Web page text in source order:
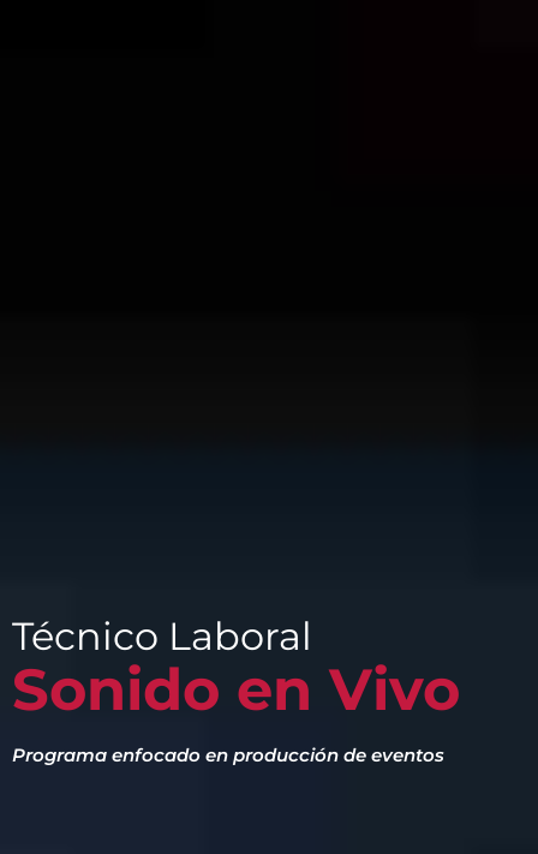
Técnico Laboral
Sonido en Vivo
Programa enfocado en producción de eventos